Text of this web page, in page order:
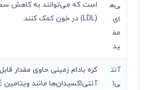
ی‌ه
ای
مف
ید
است که می‌توانند به کاهش
(LDL) در خون کمک کنند.
آنت
ی‌ا
کره بادام زمینی حاوی مقدار